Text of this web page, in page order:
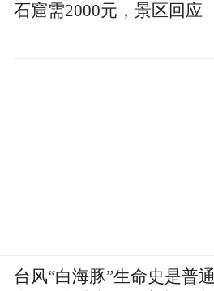
石窟需2000元，景区回应
台风“白海豚”生命史是普通